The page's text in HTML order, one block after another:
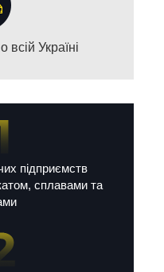
Україні
підприємств
сплавами та